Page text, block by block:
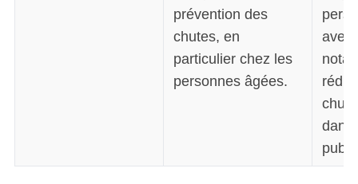
prévention des
chutes, en
particulier chez les
personnes âgées.
avec
dans